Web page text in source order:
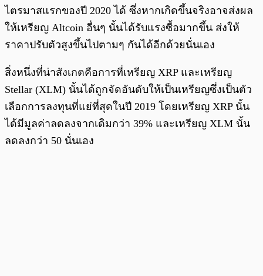
ไตรมาสแรกของปี 2020 ได้ ซึ่งหากเกิดขึ้นจริงอาจส่งผล
ให้เหรียญ Altcoin อื่นๆ นั้นได้รับแรงซื้อมากขึ้น ส่งให้
ราคาปรับตัวสูงขึ้นไปตามๆ กันได้อีกด้วยนั่นเอง
สิ่งหนึ่งที่น่าสังเกตคือการที่เหรียญ XRP และเหรียญ
Stellar (XLM) นั้นได้ถูกจัดอันดับให้เป็นเหรียญซึ่งเป็นตัว
เลือกการลงทุนที่แย่ที่สุดในปี 2019 โดยเหรียญ XRP นั้น
ได้มีมูลค่าลดลงจากเดิมกว่า 39% และเหรียญ XLM นั้น
ลดลงกว่า 50 นั่นเอง